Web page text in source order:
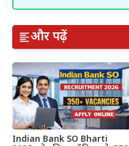
और पढ़ें
Indian Bank SO Bharti